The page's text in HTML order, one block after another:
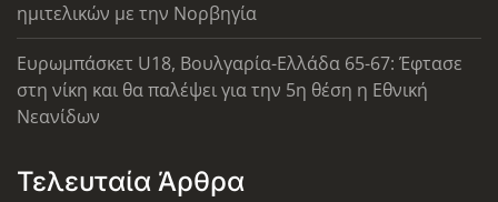
ημιτελικών με την Νορβηγία
Ευρωμπάσκετ U18, Βουλγαρία-Ελλάδα 65-67: Έφτασε
στη νίκη και θα παλέψει για την 5η θέση η Εθνική
Νεανίδων
Τελευταία Άρθρα